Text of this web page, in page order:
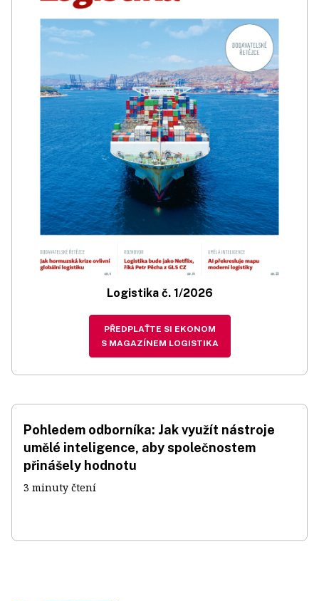
Logistika č. 1/2026
PŘEDPLAŤTE SI EKONOM
S MAGAZÍNEM LOGISTIKA
Pohledem odborníka: Jak využít nástroje
umělé inteligence, aby společnostem
přinášely hodnotu
3 minuty čtení